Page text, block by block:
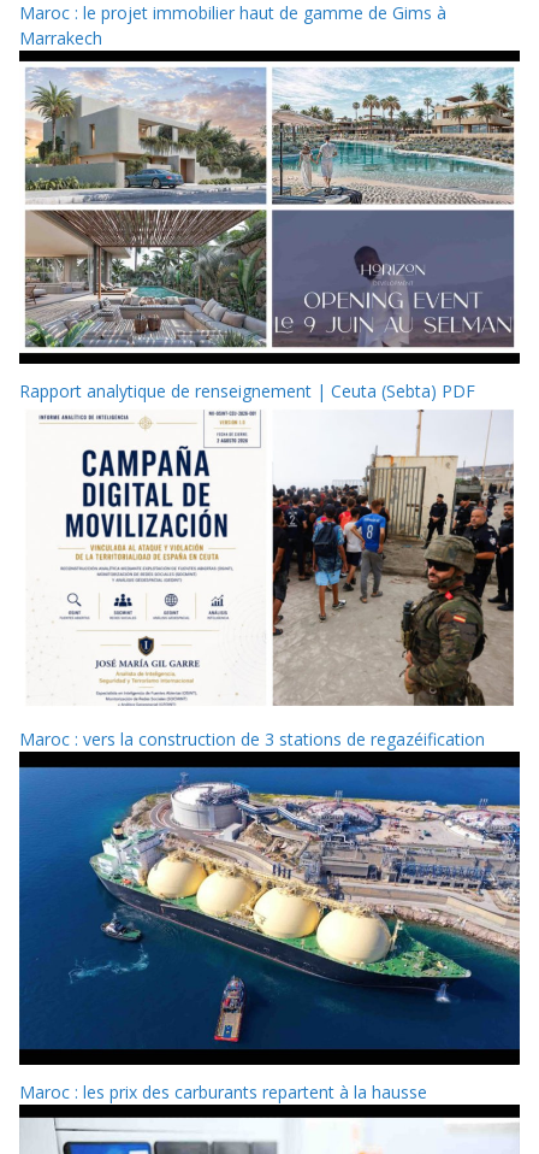
Maroc : le projet immobilier haut de gamme de Gims à
Marrakech
Rapport analytique de renseignement | Ceuta (Sebta) PDF
Maroc : vers la construction de 3 stations de regazéification
Maroc : les prix des carburants repartent à la hausse